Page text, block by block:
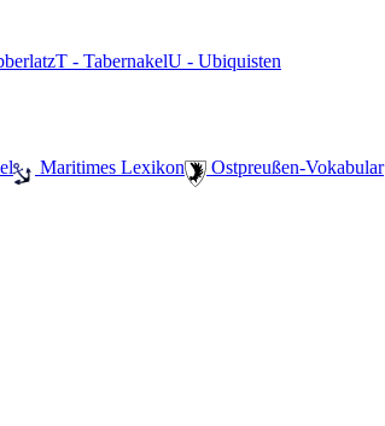
T - TabernakelU - Ubiquisten
️ Maritimes Lexikon ️ Ostpreußen-Vokabular